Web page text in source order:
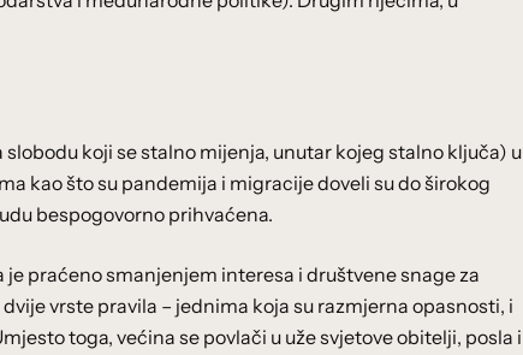
koji se stalno mijenja, unutar kojeg stalno ključa) u
kao što su pandemija i migracije doveli su do širokog
bespogovorno prihvaćena.
praćeno smanjenjem interesa i društvene snage za
vrste pravila – jednima koja su razmjerna opasnosti, i
toga, većina se povlači u uže svjetove obitelji, posla i